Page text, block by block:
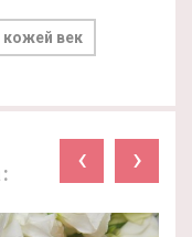
кожей век
‹ ›